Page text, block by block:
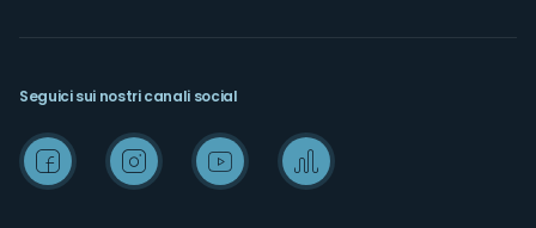
Seguici sui nostri canali social